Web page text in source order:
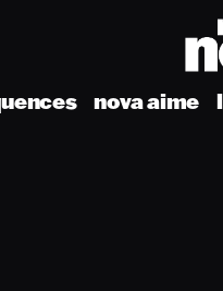
nova aime